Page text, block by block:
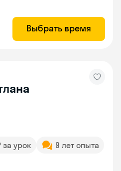
Выбрать время
за урок
9 лет опыта